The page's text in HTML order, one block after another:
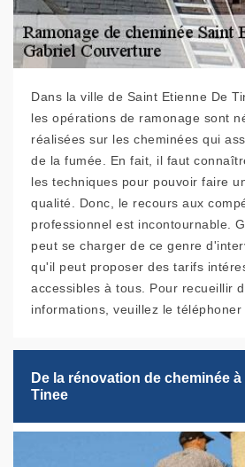
Dans la ville de Saint Etienne De
les opérations de ramonage sont
réalisées sur les cheminées qui
de la fumée. En fait, il faut
les techniques pour pouvoir faire
qualité. Donc, le recours aux
professionnel est incontournable.
peut se charger de ce genre
qu'il peut proposer des tarifs
accessibles à tous. Pour recueillir
informations, veuillez le téléphoner
De la rénovation de cheminée
Tinee